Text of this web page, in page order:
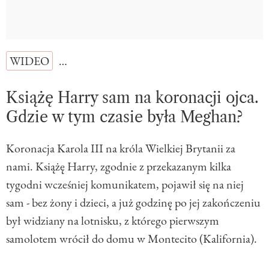
WIDEO …
Książę Harry sam na koronacji ojca.
Gdzie w tym czasie była Meghan?
Koronacja Karola III na króla Wielkiej Brytanii za
nami. Książę Harry, zgodnie z przekazanym kilka
tygodni wcześniej komunikatem, pojawił się na niej
sam - bez żony i dzieci, a już godzinę po jej zakończeniu
był widziany na lotnisku, z którego pierwszym
samolotem wrócił do domu w Montecito (Kalifornia).